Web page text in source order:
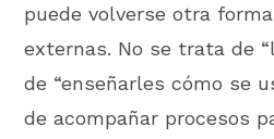
puede volverse otra
externas. No se trata de
de “enseñarles cómo se
de acompañar procesos